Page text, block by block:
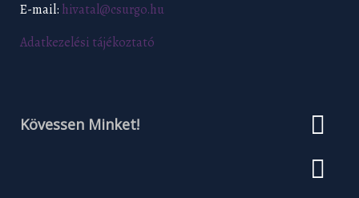
E-mail: hivatal@csurgo.hu
Adatkezelési tájékoztató
Kövessen Minket!